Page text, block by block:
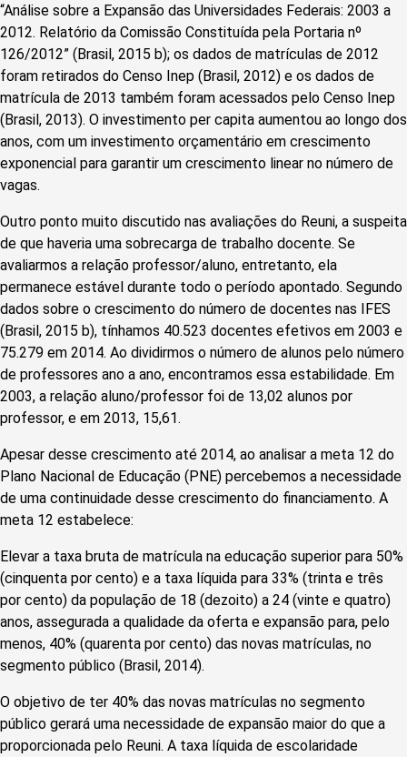
“Análise sobre a Expansão das Universidades Federais: 2003 a
2012. Relatório da Comissão Constituída pela Portaria nº
126/2012” (Brasil, 2015 b); os dados de matrículas de 2012
foram retirados do Censo Inep (Brasil, 2012) e os dados de
matrícula de 2013 também foram acessados pelo Censo Inep
(Brasil, 2013). O investimento per capita aumentou ao longo dos
anos, com um investimento orçamentário em crescimento
exponencial para garantir um crescimento linear no número de
vagas.
Outro ponto muito discutido nas avaliações do Reuni, a suspeita
de que haveria uma sobrecarga de trabalho docente. Se
avaliarmos a relação professor/aluno, entretanto, ela
permanece estável durante todo o período apontado. Segundo
dados sobre o crescimento do número de docentes nas IFES
(Brasil, 2015 b), tínhamos 40.523 docentes efetivos em 2003 e
75.279 em 2014. Ao dividirmos o número de alunos pelo número
de professores ano a ano, encontramos essa estabilidade. Em
2003, a relação aluno/professor foi de 13,02 alunos por
professor, e em 2013, 15,61.
Apesar desse crescimento até 2014, ao analisar a meta 12 do
Plano Nacional de Educação (PNE) percebemos a necessidade
de uma continuidade desse crescimento do financiamento. A
meta 12 estabelece:
Elevar a taxa bruta de matrícula na educação superior para 50%
(cinquenta por cento) e a taxa líquida para 33% (trinta e três
por cento) da população de 18 (dezoito) a 24 (vinte e quatro)
anos, assegurada a qualidade da oferta e expansão para, pelo
menos, 40% (quarenta por cento) das novas matrículas, no
segmento público (Brasil, 2014).
O objetivo de ter 40% das novas matrículas no segmento
público gerará uma necessidade de expansão maior do que a
proporcionada pelo Reuni. A taxa líquida de escolaridade